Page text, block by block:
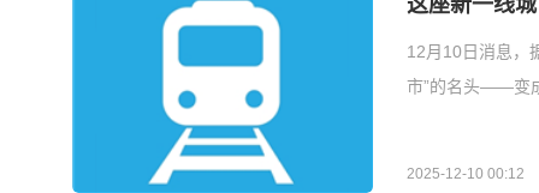
这座新一线
12月10日消息，
市”的名头——变
2025-12-10 00:12